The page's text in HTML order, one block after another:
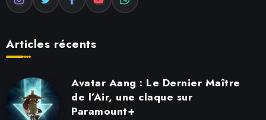
Articles récents
Avatar Aang : Le Dernier Maître
de l’Air, une claque sur
Paramount+